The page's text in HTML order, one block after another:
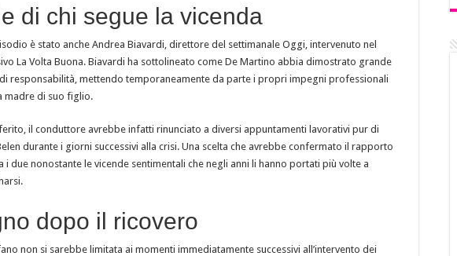
di chi segue la vicenda
è stato anche Andrea Biavardi, direttore del settimanale Oggi, intervenuto nel
La Volta Buona. Biavardi ha sottolineato come De Martino abbia dimostrato grande
responsabilità, mettendo temporaneamente da parte i propri impegni professionali
madre di suo figlio.
il conduttore avrebbe infatti rinunciato a diversi appuntamenti lavorativi pur di
durante i giorni successivi alla crisi. Una scelta che avrebbe confermato il rapporto
i due nonostante le vicende sentimentali che negli anni li hanno portati più volte a
dopo il ricovero
non si sarebbe limitata ai momenti immediatamente successivi all’intervento dei